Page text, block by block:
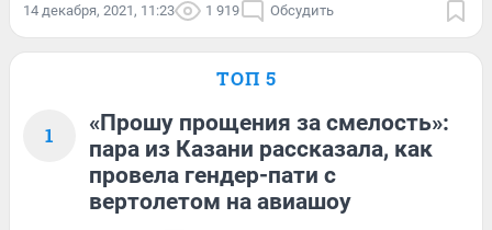
14 декабря, 2021, 11:23 1 919 Обсудить
ТОП 5
1
«Прошу прощения за смелость»:
пара из Казани рассказала, как
провела гендер-пати с
вертолетом на авиашоу